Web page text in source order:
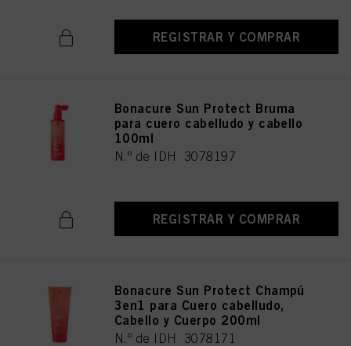
REGISTRAR Y COMPRAR
Bonacure Sun Protect Bruma
para cuero cabelludo y cabello
100ml
N.º de IDH 3078197
REGISTRAR Y COMPRAR
Bonacure Sun Protect Champú
3en1 para Cuero cabelludo,
Cabello y Cuerpo 200ml
N.º de IDH 3078171